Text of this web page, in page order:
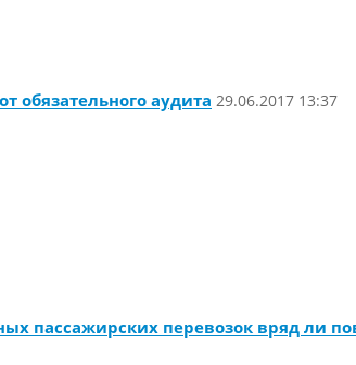
обязательного аудита 29.06.2017 13:37
пассажирских перевозок вряд ли